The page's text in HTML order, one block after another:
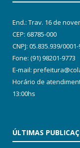
End.: Trav. 16 de
CEP: 68785-000
CNPJ: 05.835.939/
Fone: (91) 98201-9773
E-mail:
Horário de
13:00hs
ÚLTIMAS